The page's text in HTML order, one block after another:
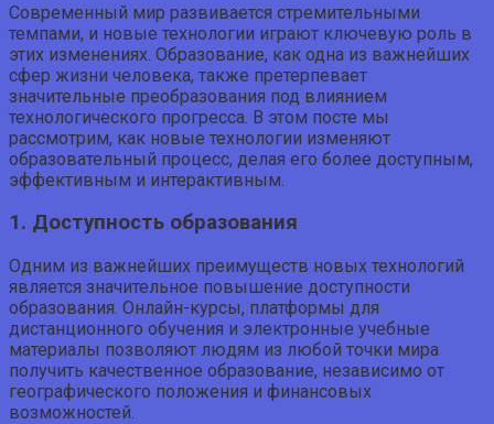
Современный мир развивается стремительными
темпами, и новые технологии играют ключевую роль в
этих изменениях. Образование, как одна из важнейших
сфер жизни человека, также претерпевает
значительные преобразования под влиянием
технологического прогресса. В этом посте мы
рассмотрим, как новые технологии изменяют
образовательный процесс, делая его более доступным,
эффективным и интерактивным.
1. Доступность образования
Одним из важнейших преимуществ новых технологий
является значительное повышение доступности
образования. Онлайн-курсы, платформы для
дистанционного обучения и электронные учебные
материалы позволяют людям из любой точки мира
получить качественное образование, независимо от
географического положения и финансовых
возможностей.